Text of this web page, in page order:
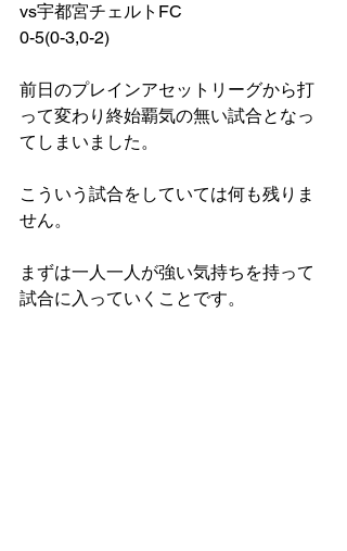
vs宇都宮チェルトFC
0-5(0-3,0-2)
前日のプレインアセットリーグから打
って変わり終始覇気の無い試合となっ
てしまいました。
こういう試合をしていては何も残りま
せん。
まずは一人一人が強い気持ちを持って
試合に入っていくことです。